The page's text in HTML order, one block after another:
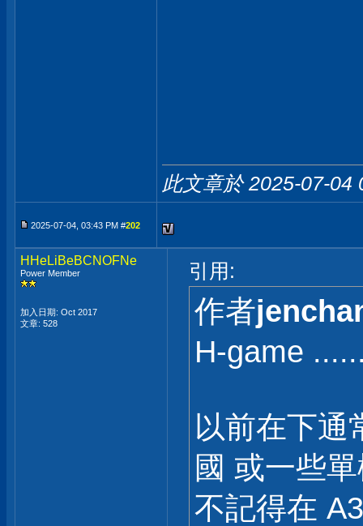
此文章於 2025-07-04
2025-07-04, 03:43 PM #202
HHeLiBeBCNOFNe
Power Member
加入日期: Oct 2017
文章: 528
引用:
作者
H-game
以前在下通
國 或一些
不記得在